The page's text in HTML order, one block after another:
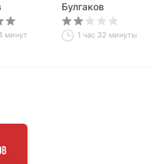
минут
Булгаков
1 час 32 минуты